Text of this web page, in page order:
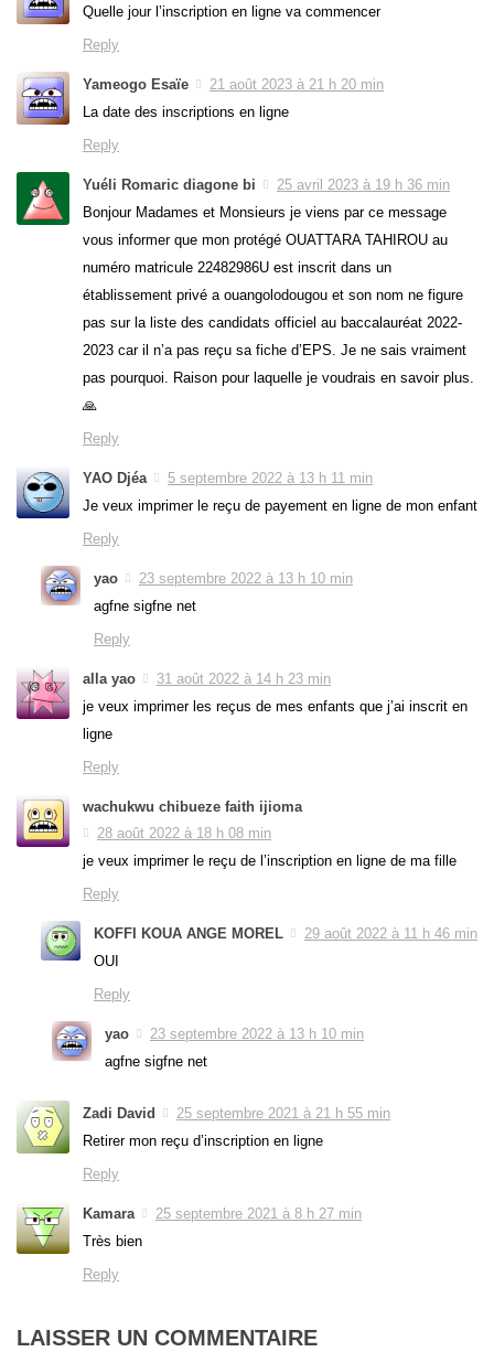
Quelle jour l’inscription en ligne va commencer
Reply
Yameogo Esaïe
21 août 2023 à 21 h 20 min
La date des inscriptions en ligne
Reply
Yuéli Romaric diagone bi
25 avril 2023 à 19 h 36 min
Bonjour Madames et Monsieurs je viens par ce message
vous informer que mon protégé OUATTARA TAHIROU au
numéro matricule 22482986U est inscrit dans un
établissement privé a ouangolodougou et son nom ne figure
pas sur la liste des candidats officiel au baccalauréat 2022-
2023 car il n’a pas reçu sa fiche d’EPS. Je ne sais vraiment
pas pourquoi. Raison pour laquelle je voudrais en savoir plus.
🙏
Reply
YAO Djéa
5 septembre 2022 à 13 h 11 min
Je veux imprimer le reçu de payement en ligne de mon enfant
Reply
yao
23 septembre 2022 à 13 h 10 min
agfne sigfne net
Reply
alla yao
31 août 2022 à 14 h 23 min
je veux imprimer les reçus de mes enfants que j’ai inscrit en
ligne
Reply
wachukwu chibueze faith ijioma
28 août 2022 à 18 h 08 min
je veux imprimer le reçu de l’inscription en ligne de ma fille
Reply
KOFFI KOUA ANGE MOREL
29 août 2022 à 11 h 46 min
OUI
Reply
yao
23 septembre 2022 à 13 h 10 min
agfne sigfne net
Zadi David
25 septembre 2021 à 21 h 55 min
Retirer mon reçu d’inscription en ligne
Reply
Kamara
25 septembre 2021 à 8 h 27 min
Très bien
Reply
LAISSER UN COMMENTAIRE